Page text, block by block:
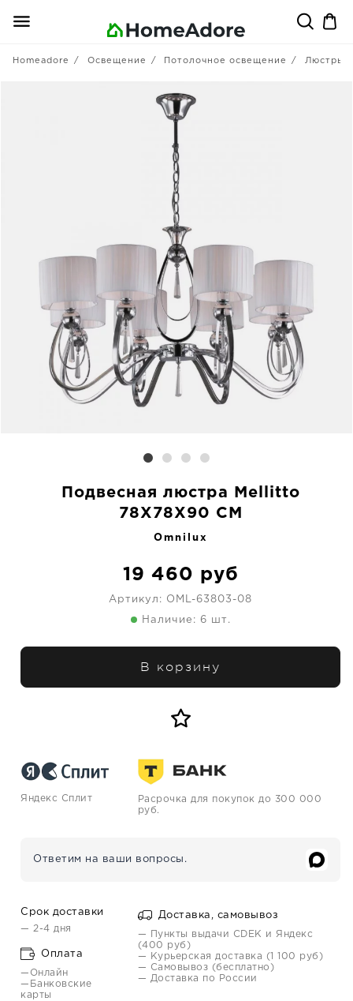
Homeadore Освещение Потолочное освещение Люстры
Подвесная люстра Mellitto
78X78X90 CM
Omnilux
19 460 руб
Артикул: OML-63803-08
Наличие: 6 шт.
В корзину
Яндекс Сплит
Расрочка для покупок до 300 000
руб.
Ответим на ваши вопросы.
Срок доставки
— 2-4 дня
Оплата
—Онлайн
—Банковские
карты
Доставка, самовывоз
— Пункты выдачи CDEK и Яндекс
(400 руб)
— Курьерская доставка (1 100 руб)
— Самовывоз (бесплатно)
— Доставка по России